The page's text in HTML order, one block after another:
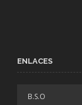
ENLACES
B.S.O